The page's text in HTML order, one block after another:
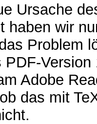
Ursache
haben wir
Problem
PDF-
Adobe
das mit